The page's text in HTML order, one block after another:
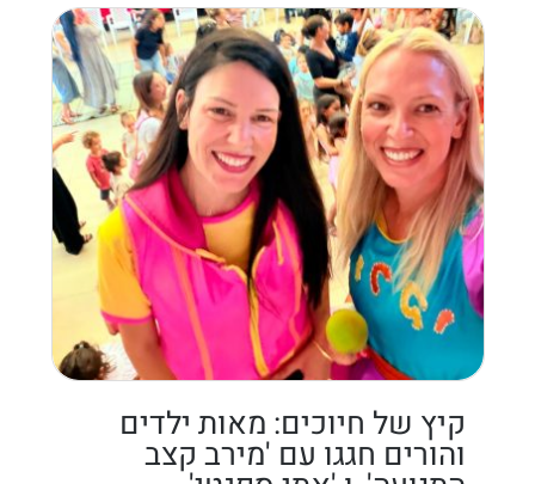
קיץ של חיוכים: מאות ילדים
והורים חגגו עם 'מירב קצב